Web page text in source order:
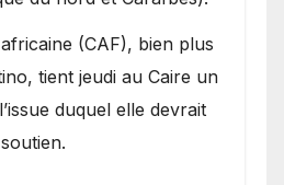
(CAF), bien plus
tient jeudi au Caire un
duquel elle devrait